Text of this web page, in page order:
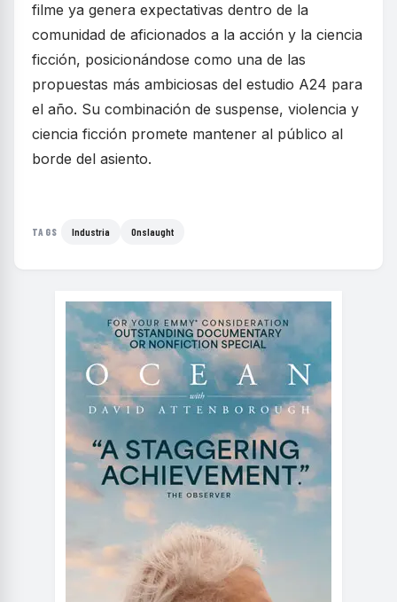
filme ya genera expectativas dentro de la
comunidad de aficionados a la acción y la ciencia
ficción, posicionándose como una de las
propuestas más ambiciosas del estudio A24 para
el año. Su combinación de suspense, violencia y
ciencia ficción promete mantener al público al
borde del asiento.
TAGS Industria Onslaught